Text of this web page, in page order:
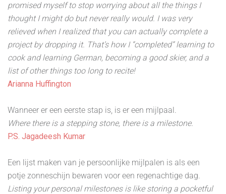
promised myself to stop worrying about all the things I
thought I might do but never really would. I was very
relieved when I realized that you can actually complete a
project by dropping it. That’s how I “completed” learning to
cook and learning German, becoming a good skier, and a
list of other things too long to recite!
Arianna Huffington
Wanneer er een eerste stap is, is er een mijlpaal.
Where there is a stepping stone, there is a milestone.
P.S. Jagadeesh Kumar
Een lijst maken van je persoonlijke mijlpalen is als een
potje zonneschijn bewaren voor een regenachtige dag.
Listing your personal milestones is like storing a pocketful